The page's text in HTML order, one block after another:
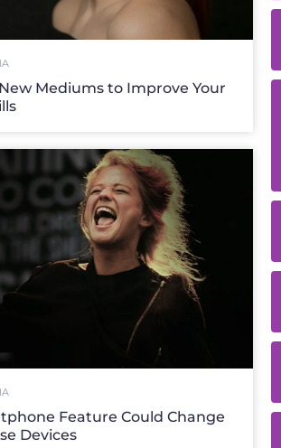
Mediums to Improve Your
Feature Could Change
Devices